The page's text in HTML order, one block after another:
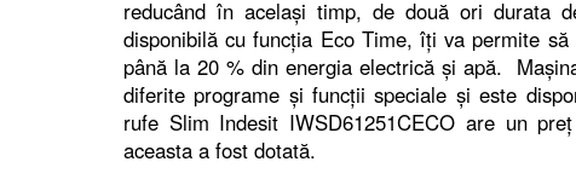
reducând în acelaşi timp, de două ori durata
disponibilă cu funcţia Eco Time, îţi va permite
până la 20 % din energia electrică şi apă.
diferite programe şi funcţii speciale şi este
rufe Slim Indesit IWSD61251CECO are un
aceasta a fost dotată.